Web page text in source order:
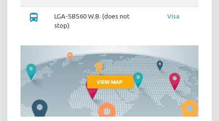
directions_bus
LGA-SBS60 W.B. (does not
stop)
Visa